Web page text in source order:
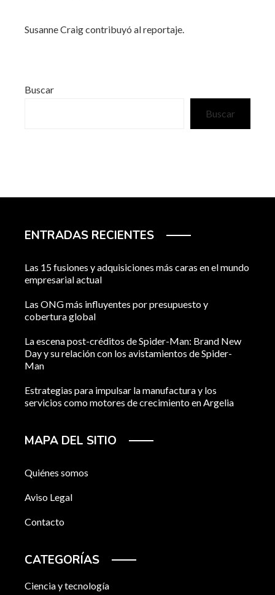
Susanne Craigcontribuyó al reportaje.
Buscar
Buscar
ENTRADAS RECIENTES
Las 15 fusiones y adquisiciones más caras en el mundo
empresarial actual
Las ONG más influyentes por presupuesto y
cobertura global
La escena post-créditos de Spider-Man: Brand New
Day y su relación con los avistamientos de Spider-
Man
Estrategias para impulsar la manufactura y los
servicios como motores de crecimiento en Argelia
MAPA DEL SITIO
Quiénes somos
Aviso Legal
Contacto
CATEGORÍAS
Ciencia y tecnología